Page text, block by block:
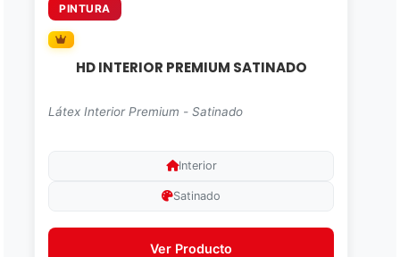
PINTURA
HD INTERIOR PREMIUM SATINADO
Látex Interior Premium - Satinado
Interior
Satinado
Ver Producto